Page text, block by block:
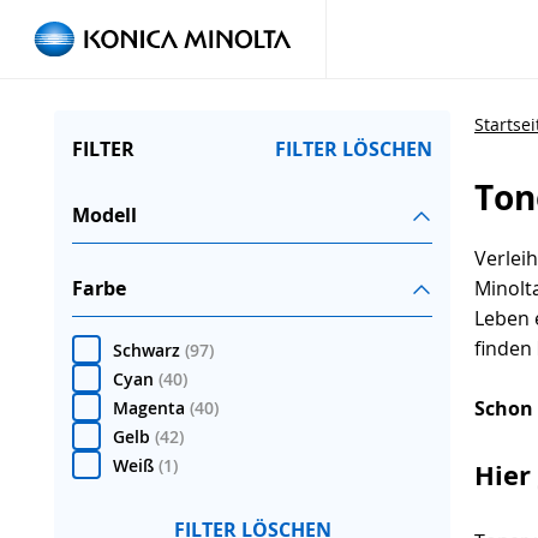
FILTER FILTER LÖSCHEN
Modell
Farbe
Schwarz (97)
Cyan (40)
Magenta (40)
Gelb (42)
Weiß (1)
FILTER LÖSCHEN
Leben
finden